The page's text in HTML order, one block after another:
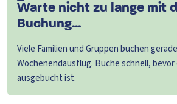
Warte nicht zu lange mit
Buchung...
Viele Familien und Gruppen buchen
Wochenendausflug. Buche schnell,
ausgebucht ist.